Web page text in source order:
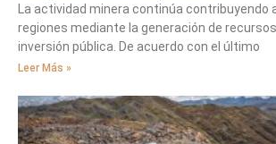
La actividad minera continúa contribuyendo
regiones mediante la generación de
inversión pública. De acuerdo con el último
Leer Más »